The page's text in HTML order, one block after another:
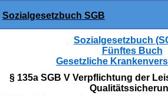
Sozialgesetzbuch SGB
Sozialgesetzbuch
Fünftes Buch
Gesetzliche
§ 135a SGB V Verpflichtung der